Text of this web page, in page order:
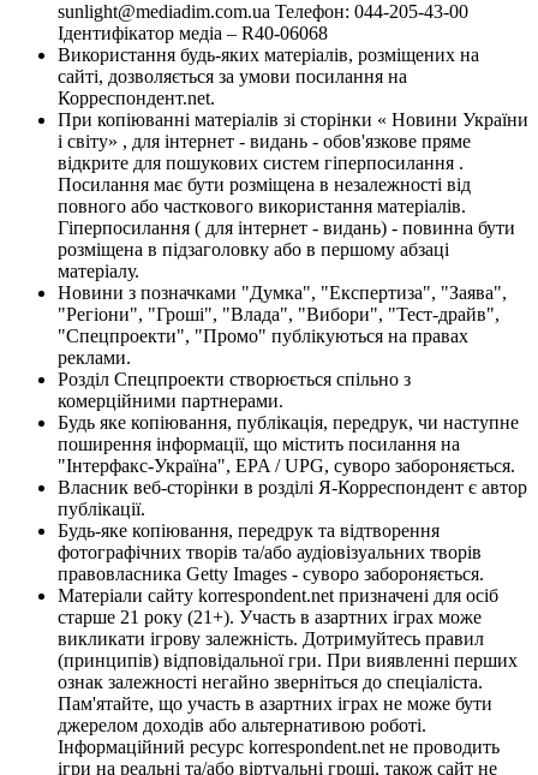
sunlight@mediadim.com.ua Телефон: 044-205-43-00
Ідентифікатор медіа – R40-06068
Використання будь-яких матеріалів, розміщених на
сайті, дозволяється за умови посилання на
Корреспондент.net.
При копіюванні матеріалів зі сторінки « Новини України
і світу» , для інтернет - видань - обов'язкове пряме
відкрите для пошукових систем гіперпосилання .
Посилання має бути розміщена в незалежності від
повного або часткового використання матеріалів.
Гіперпосилання ( для інтернет - видань) - повинна бути
розміщена в підзаголовку або в першому абзаці
матеріалу.
Новини з позначками "Думка", "Експертиза", "Заява",
"Регіони", "Гроші", "Влада", "Вибори", "Тест-драйв",
"Спецпроекти", "Промо" публікуються на правах
реклами.
Розділ Спецпроекти створюється спільно з
комерційними партнерами.
Будь яке копіювання, публікація, передрук, чи наступне
поширення інформації, що містить посилання на
"Інтерфакс-Україна", EPA / UPG, суворо забороняється.
Власник веб-сторінки в розділі Я-Корреспондент є автор
публікації.
Будь-яке копіювання, передрук та відтворення
фотографічних творів та/або аудіовізуальних творів
правовласника Getty Images - суворо забороняється.
Матеріали сайту korrespondent.net призначені для осіб
старше 21 року (21+). Участь в азартних іграх може
викликати ігрову залежність. Дотримуйтесь правил
(принципів) відповідальної гри. При виявленні перших
ознак залежності негайно зверніться до спеціаліста.
Пам'ятайте, що участь в азартних іграх не може бути
джерелом доходів або альтернативою роботі.
Інформаційний ресурс korrespondent.net не проводить
ігри на реальні та/або віртуальні гроші, також сайт не